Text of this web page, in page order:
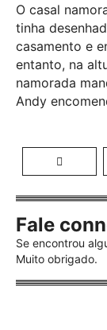
O casal
tinha
casamento e
entanto, na
namorada
Andy
Fale
Se encontrou
Muito obrigado.